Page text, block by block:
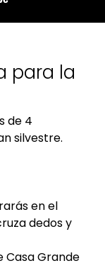
para la
de 4
silvestre.
en el
dedos y
Casa Grande